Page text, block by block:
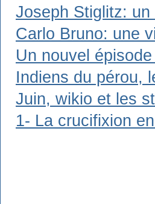
Joseph Stiglitz:
Carlo Bruno: une
Un nouvel
Indiens du pérou,
Juin, wikio et les
1- La crucifixion